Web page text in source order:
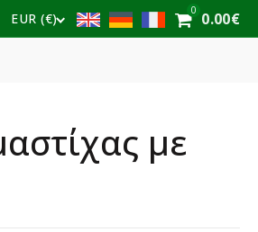
EUR (€)
0 0.00€
με